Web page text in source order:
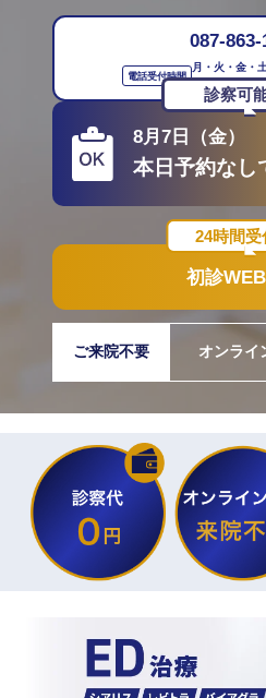
087-863-
電話受付時間
月・火・金・
診察可
8月7日（金）
本日予約なし
24時間受
初診
ご来院不要 オンライ